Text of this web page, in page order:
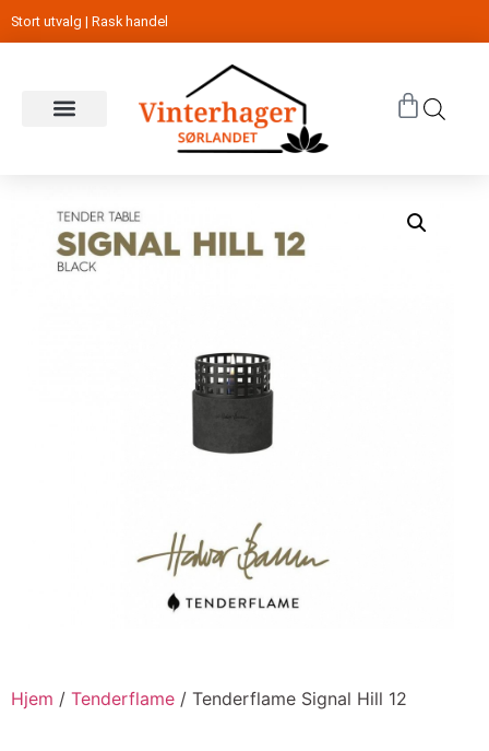
Stort utvalg | Rask handel
Hjem / Tenderflame / Tenderflame Signal Hill 12